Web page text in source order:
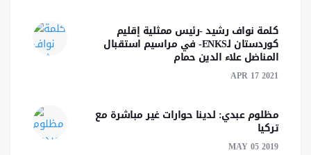
كلمة نواف رشید -رئیس ممثلية إقليم
كوردستان لـENKS- في مراسيم استقبال
المناضل علاء الدين حمام
APR 17 2021
مظلوم عبدي: لدينا حوارات غير مباشرة مع
تركيا‎
MAY 05 2019